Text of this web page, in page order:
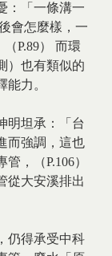
：「一條溝一
會怎麼樣，一
P.89） 而環
）也有類似的
力。
明坦承：「台
而強調，這也
，（P.106）
從大安溪排出
仍得承受中科